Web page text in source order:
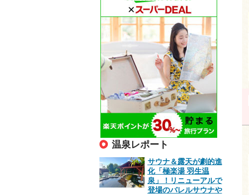
温泉レポート
サウナ＆露天が劇的進
化「極楽湯 羽生温
泉」！リニューアルで
登場のバレルサウナや